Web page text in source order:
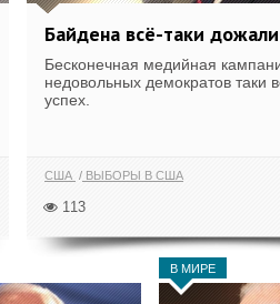
Байдена всё-таки дожали
Бесконечная медийная
недовольных демократов таки
успех.
США ВЫБОРЫ В США
113
В МИРЕ